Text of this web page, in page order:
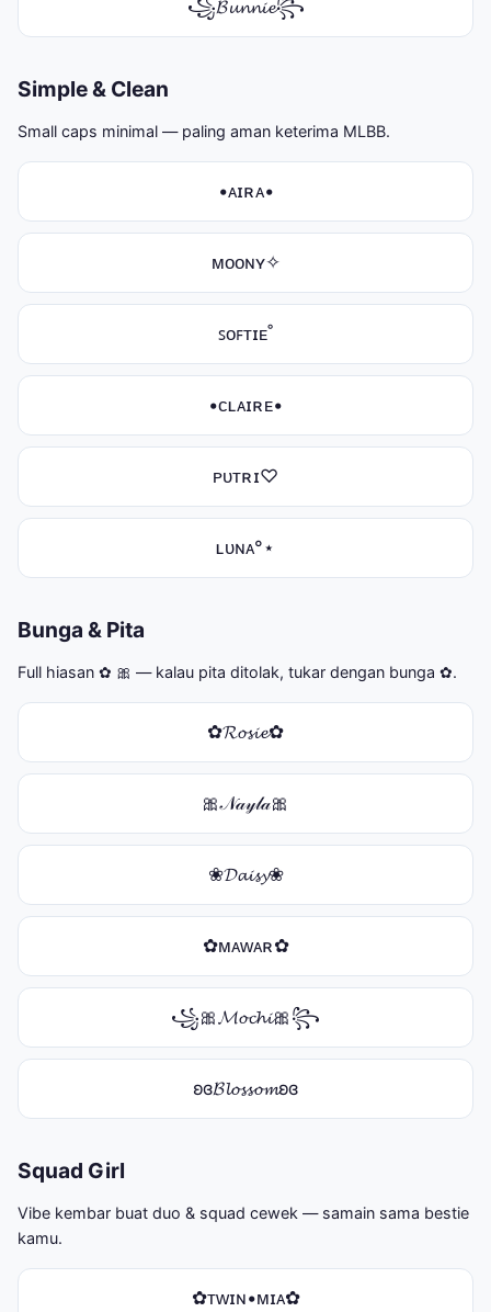
꧁𝓑𝓾𝓷𝓷𝓲𝓮꧂
Simple & Clean
Small caps minimal — paling aman keterima MLBB.
•ᴀɪʀᴀ•
ᴍᴏᴏɴʏ✧
ꜱᴏꜰᴛɪᴇ˚
•ᴄʟᴀɪʀᴇ•
ᴘᴜᴛʀɪ♡
ʟᴜɴᴀ°⋆
Bunga & Pita
Full hiasan ✿ 🎀 — kalau pita ditolak, tukar dengan bunga ✿.
✿𝓡𝓸𝓼𝓲𝓮✿
🎀𝒩𝒶𝓎𝓁𝒶🎀
❀𝓓𝓪𝓲𝓼𝔂❀
✿ᴍᴀᴡᴀʀ✿
꧁🎀𝓜𝓸𝓬𝓱𝓲🎀꧂
ʚɞ𝓑𝓵𝓸𝓼𝓼𝓸𝓶ʚɞ
Squad Girl
Vibe kembar buat duo & squad cewek — samain sama bestie
kamu.
✿ᴛᴡɪɴ•ᴍɪᴀ✿